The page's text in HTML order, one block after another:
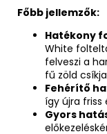
Főbb jellemzők:
Hatékony
White
felveszi a
fű zöld
Fehérítő
így újra friss
Gyors